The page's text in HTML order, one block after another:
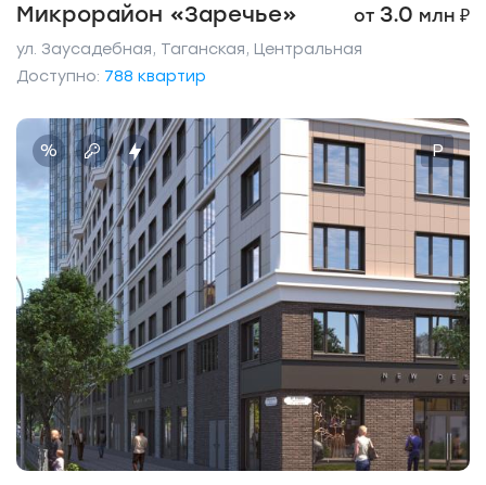
Микрорайон «Заречье» от 3.0 млн ₽
ул. Заусадебная, Таганская, Центральная
Доступно: 788 квартир
% P